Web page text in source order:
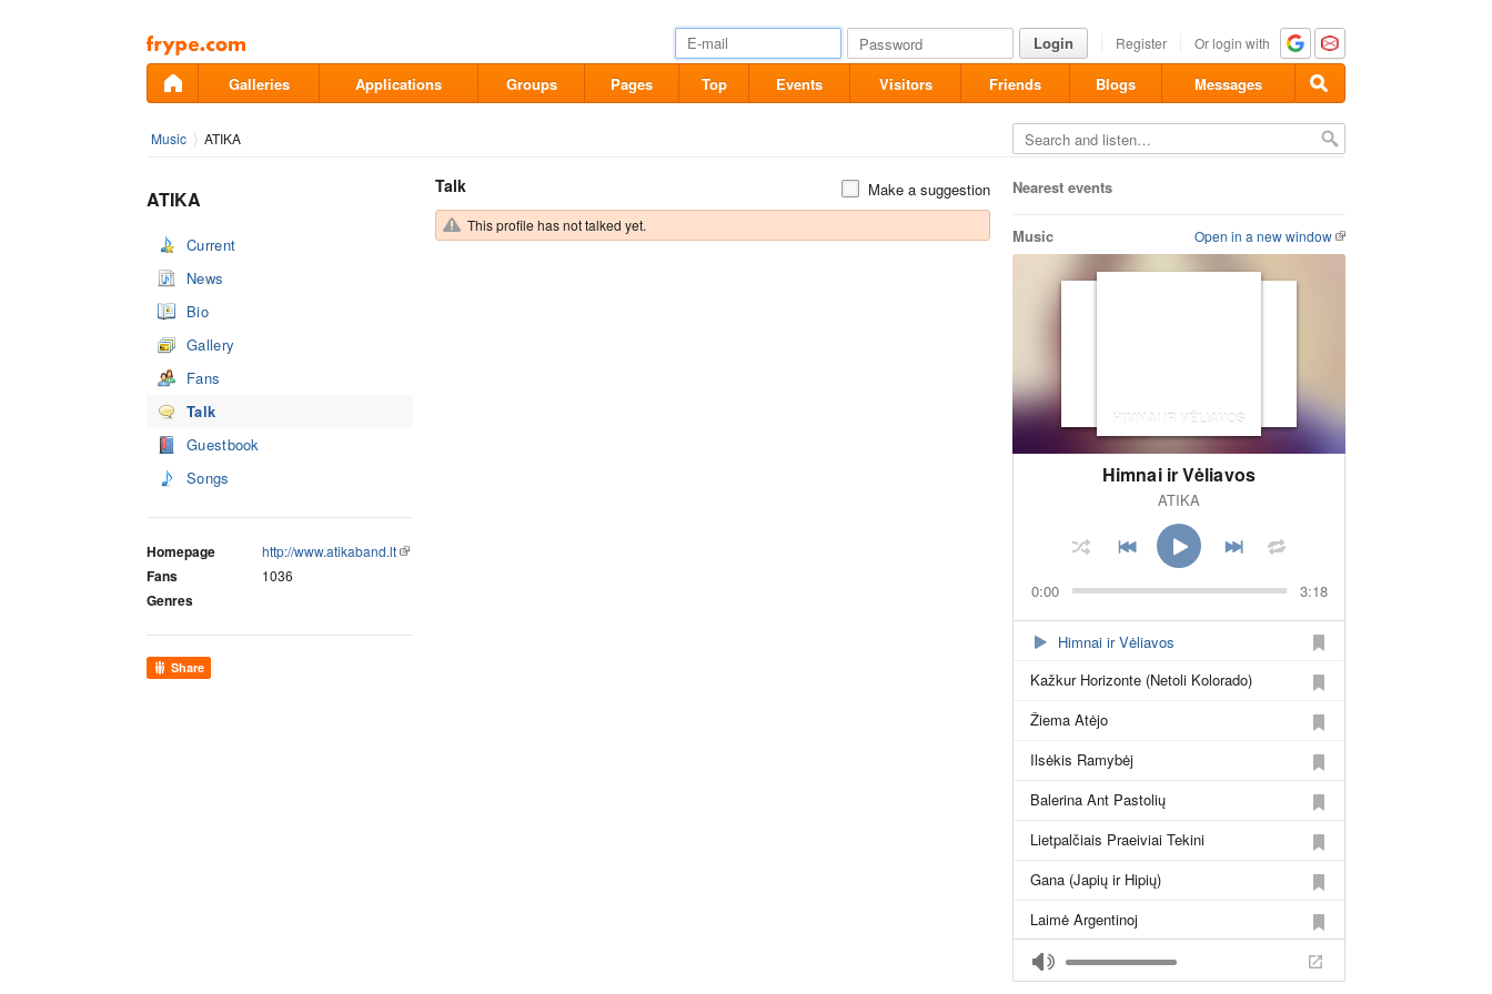
Pāriet
uz
saturu
Login Register Or login with
Galleries Applications Groups Pages Top Events Visitors Friends Blogs Messages
Music ATIKA
ATIKA
Current
News
Bio
Gallery
Fans
Talk
Guestbook
Songs
Homepage http://www.atikaband.lt
Fans 1036
Genres
Share
Talk Make a suggestion
This profile has not talked yet.
Nearest events
Open in a new window
Music
HIMNAI IR VĖLIAVOS
Himnai ir Vėliavos
ATIKA
0:00 3:18
Himnai ir Vėliavos
Kažkur Horizonte (Netoli Kolorado)
Žiema Atėjo
Ilsėkis Ramybėj
Balerina Ant Pastolių
Lietpalčiais Praeiviai Tekini
Gana (Japių ir Hipių)
Laimė Argentinoj
Tebūnie, Kas Buvo